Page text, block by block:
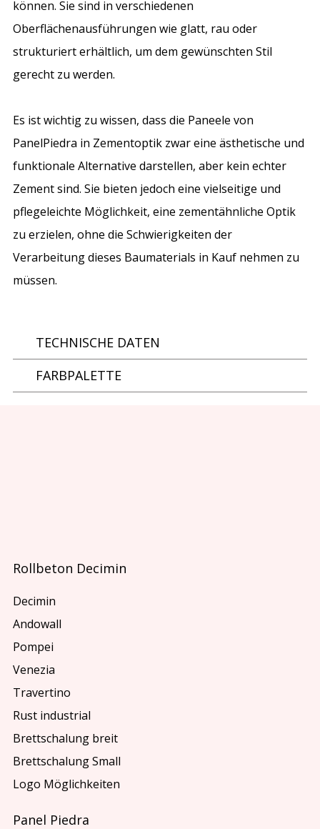
können. Sie sind in verschiedenen
Oberflächenausführungen wie glatt, rau oder
strukturiert erhältlich, um dem gewünschten Stil
gerecht zu werden.
Es ist wichtig zu wissen, dass die Paneele von
PanelPiedra in Zementoptik zwar eine ästhetische und
funktionale Alternative darstellen, aber kein echter
Zement sind. Sie bieten jedoch eine vielseitige und
pflegeleichte Möglichkeit, eine zementähnliche Optik
zu erzielen, ohne die Schwierigkeiten der
Verarbeitung dieses Baumaterials in Kauf nehmen zu
müssen.
TECHNISCHE DATEN
FARBPALETTE
Rollbeton Decimin
Decimin
Andowall
Pompei
Venezia
Travertino
Rust industrial
Brettschalung breit
Brettschalung Small
Logo Möglichkeiten
Panel Piedra